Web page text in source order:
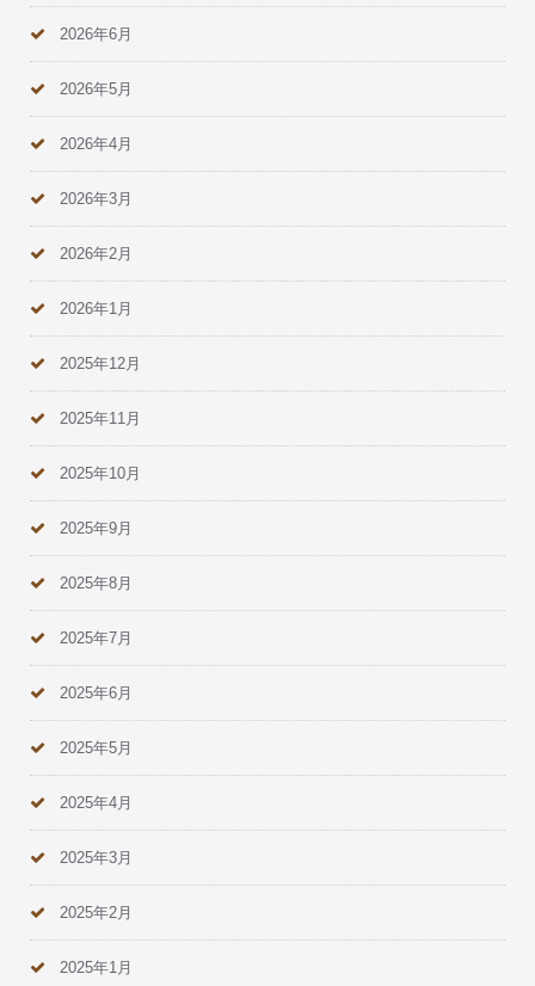
2026年6月
2026年5月
2026年4月
2026年3月
2026年2月
2026年1月
2025年12月
2025年11月
2025年10月
2025年9月
2025年8月
2025年7月
2025年6月
2025年5月
2025年4月
2025年3月
2025年2月
2025年1月